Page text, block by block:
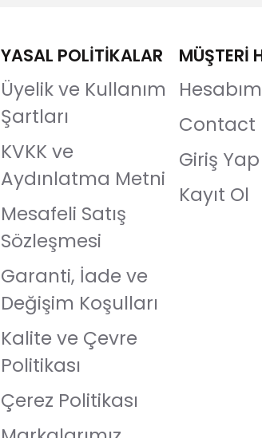
YASAL POLİTİKALAR
Üyelik ve Kullanım
Şartları
KVKK ve
Aydınlatma Metni
Mesafeli Satış
Sözleşmesi
Garanti, İade ve
Değişim Koşulları
Kalite ve Çevre
Politikası
Çerez Politikası
MÜŞTERİ
Contact
Giriş Yap
Kayıt Ol